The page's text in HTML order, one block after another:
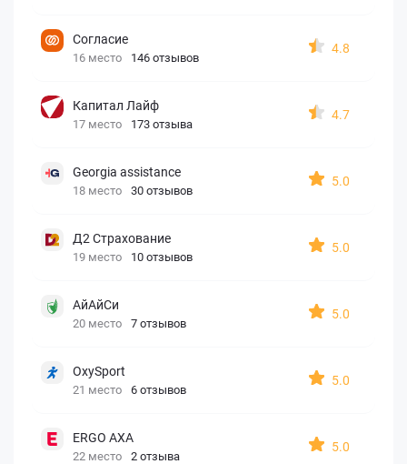
Согласие
16 место 146 отзывов
4.8
Капитал Лайф
17 место 173 отзыва
4.7
Georgia assistance
18 место 30 отзывов
5.0
Д2 Страхование
19 место 10 отзывов
5.0
АйАйСи
20 место 7 отзывов
5.0
OxySport
21 место 6 отзывов
5.0
ERGO AXA
22 место 2 отзыва
5.0